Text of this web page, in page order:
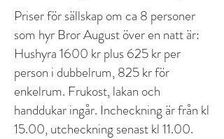
Priser för sällskap om ca 8 personer
som hyr Bror August över en natt är:
Hushyra 1600 kr plus 625 kr per
person i dubbelrum, 825 kr för
enkelrum. Frukost, lakan och
handdukar ingår. Incheckning är från kl
15.00, utcheckning senast kl 11.00.